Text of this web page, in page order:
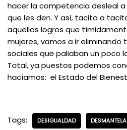
hacer la competencia desleal
que les den. Y así, tacita a
aquellos logros que
mujeres, vamos a ir eliminando
sociales que paliaban un poco
Total, ya puestos podemos
hacíamos: el Estado del
Tags: DESIGUALDAD